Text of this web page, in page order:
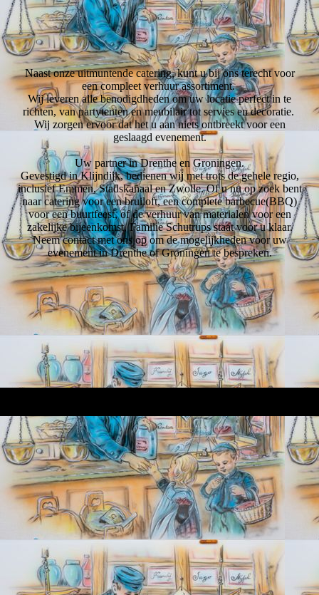
Naast onze uitmuntende catering, kunt u bij ons terecht voor
een compleet verhuur assortiment.
Wij leveren alle benodigdheden om uw locatie perfect in te
richten, van partytenten en meubilair tot servies en decoratie.
Wij zorgen ervoor dat het u aan niets ontbreekt voor een
geslaagd evenement.
Uw partner in Drenthe en Groningen.
Gevestigd in Klijndijk, bedienen wij met trots de gehele regio,
inclusief Emmen, Stadskanaal en Zwolle. Of u nu op zoek bent
naar catering voor een bruiloft, een complete barbecue(BBQ)
voor een buurtfeest, of de verhuur van materialen voor een
zakelijke bijeenkomst, Familie Schutrups staat voor u klaar.
Neem contact met ons op om de mogelijkheden voor uw
evenement in Drenthe of Groningen te bespreken.